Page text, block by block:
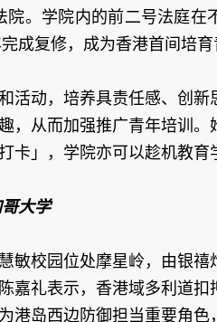
。学院内的前二号法庭在
成复修，成为香港首间培育
活动，培养具责任感、创新
，从而加强推广青年培训
」，学院亦可以趁机教育
大学
敏校园位处摩星岭，由银
礼表示，香港域多利道扣
港岛西边防御担当重要角色